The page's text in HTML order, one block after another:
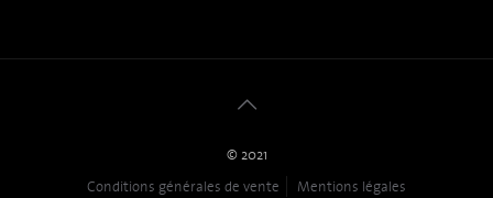
© 2021
Conditions générales de vente
Mentions légales